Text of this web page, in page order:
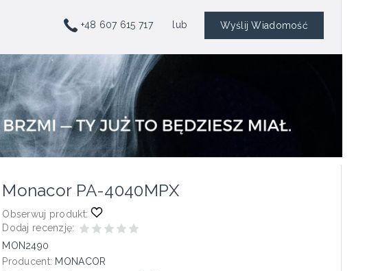
+48 607 615 717 lub Wyślij Wiadomość
Monacor PA-4040MPX
Obserwuj produkt:
Dodaj recenzję:
MON2490
Producent: MONACOR